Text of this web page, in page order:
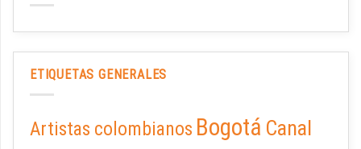
ETIQUETAS GENERALES
Artistas colombianos Bogotá Canal